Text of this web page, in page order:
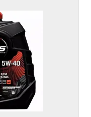
в корзину